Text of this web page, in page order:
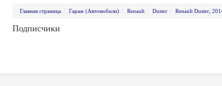
Главная страница Гараж (Автомобили) Renault Duster Renault Duster,
Подписчики